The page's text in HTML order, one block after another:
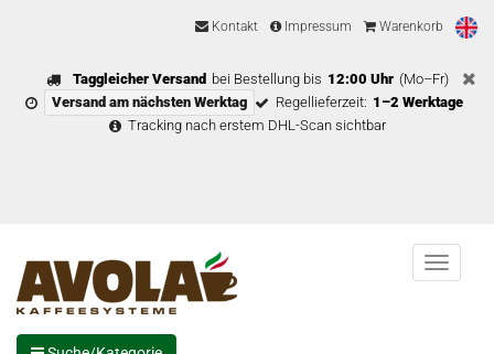
Kontakt Impressum Warenkorb
Taggleicher Versand bei Bestellung bis 12:00 Uhr (Mo–Fr)
Versand am nächsten Werktag
Regellieferzeit: 1–2 Werktage
Tracking nach erstem DHL-Scan sichtbar
Menu